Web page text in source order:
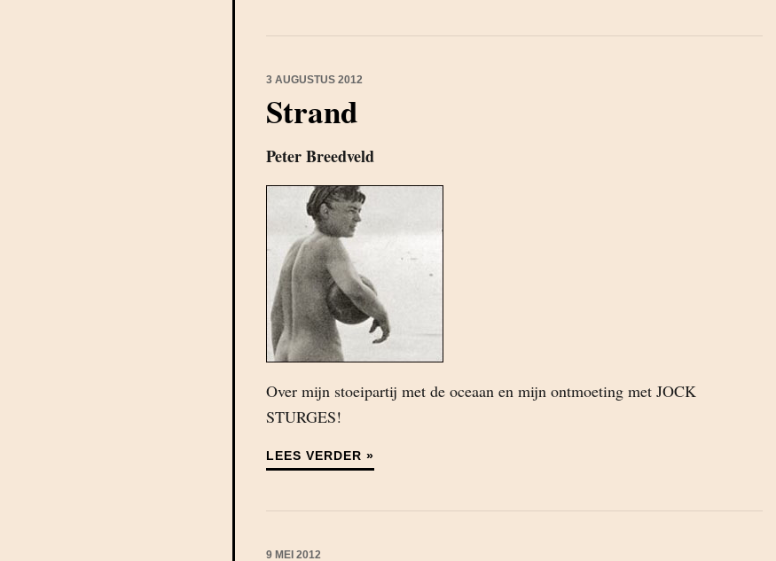
3 AUGUSTUS 2012
Strand
Peter Breedveld
Over mijn stoeipartij met de oceaan en mijn ontmoeting met JOCK
STURGES!
LEES VERDER »
9 MEI 2012